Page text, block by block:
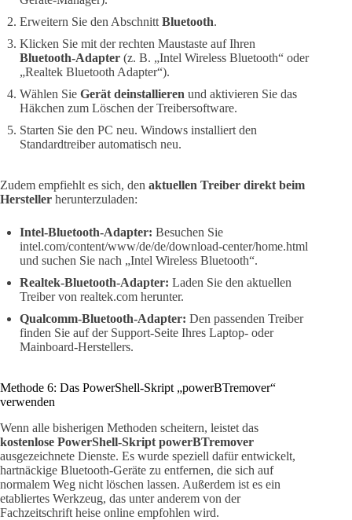
Erweitern Sie den Abschnitt Bluetooth.
Klicken Sie mit der rechten Maustaste auf Ihren
Bluetooth-Adapter (z. B. „Intel Wireless Bluetooth“ oder
„Realtek Bluetooth Adapter“).
Wählen Sie Gerät deinstallieren und aktivieren Sie das
Häkchen zum Löschen der Treibersoftware.
Starten Sie den PC neu. Windows installiert den
Standardtreiber automatisch neu.
Zudem empfiehlt es sich, den aktuellen Treiber direkt beim
Hersteller herunterzuladen:
Intel-Bluetooth-Adapter: Besuchen Sie
intel.com/content/www/de/de/download-center/home.html
und suchen Sie nach „Intel Wireless Bluetooth“.
Realtek-Bluetooth-Adapter: Laden Sie den aktuellen
Treiber von realtek.com herunter.
Qualcomm-Bluetooth-Adapter: Den passenden Treiber
finden Sie auf der Support-Seite Ihres Laptop- oder
Mainboard-Herstellers.
Methode 6: Das PowerShell-Skript „powerBTremover“
verwenden
Wenn alle bisherigen Methoden scheitern, leistet das
kostenlose PowerShell-Skript powerBTremover
ausgezeichnete Dienste. Es wurde speziell dafür entwickelt,
hartnäckige Bluetooth-Geräte zu entfernen, die sich auf
normalem Weg nicht löschen lassen. Außerdem ist es ein
etabliertes Werkzeug, das unter anderem von der
Fachzeitschrift heise online empfohlen wird.